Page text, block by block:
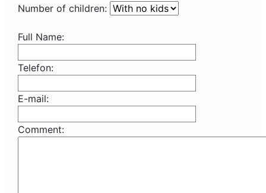
Number of children:
Full Name:
Telefon:
E-mail:
Comment: